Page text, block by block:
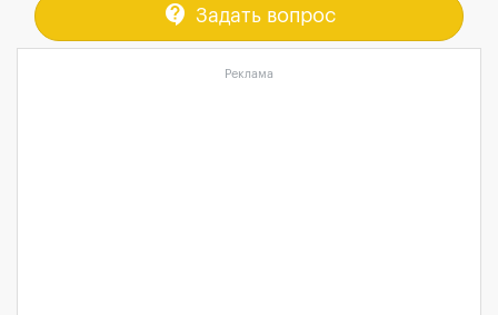
contact_support Задать вопрос
Реклама